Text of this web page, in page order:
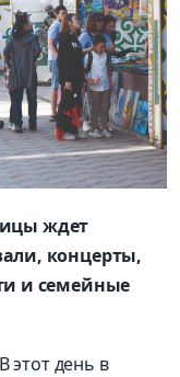
ждет
концерты,
и семейные
этот день в